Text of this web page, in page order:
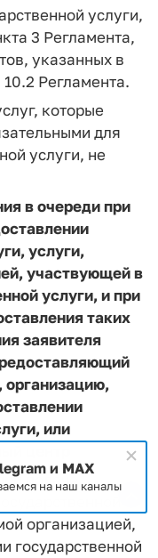
услуги,
3 Регламента,
указанных в
Регламента.
которые
для
услуги, не
в очереди при
услуги,
участвующей в
услуги, и при
таких
заявителя
организацию,
или
центр
подаче
организацией,
государственной
и MAX
на наш каналы